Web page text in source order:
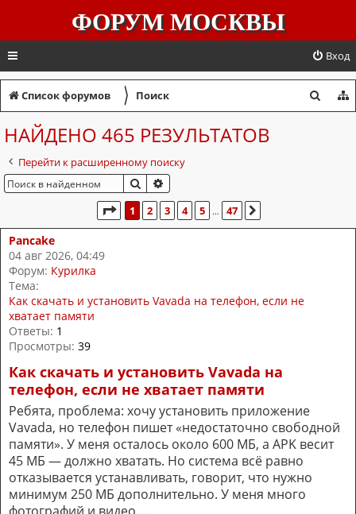
ФОРУМ МОСКВЫ
Вход
Список форумов 〉 Поиск
НАЙДЕНО 465 РЕЗУЛЬТАТОВ
Перейти к расширенному поиску
ПОИСК
СТРАНИЦА
1ИЗ47
1 2 3 4 5 … 47
Pancake
04 авг 2026, 04:49
Форум: Курилка
Тема:
Как скачать и установить Vavada на телефон, если не
хватает памяти
Ответы: 1
Просмотры: 39
Как скачать и установить Vavada на
телефон, если не хватает памяти
Ребята, проблема: хочу установить приложение
Vavada, но телефон пишет «недостаточно свободной
памяти». У меня осталось около 600 МБ, а APK весит
45 МБ — должно хватать. Но система всё равно
отказывается устанавливать, говорит, что нужно
минимум 250 МБ дополнительно. У меня много
фотографий и видео ...